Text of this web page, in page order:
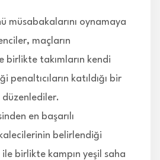
müsabakalarını oynamaya
maçların
birlikte takımların kendi
penaltıcıların katıldığı bir
düzenlediler.
en başarılı
belirlendiği
ile birlikte kampın yeşil saha